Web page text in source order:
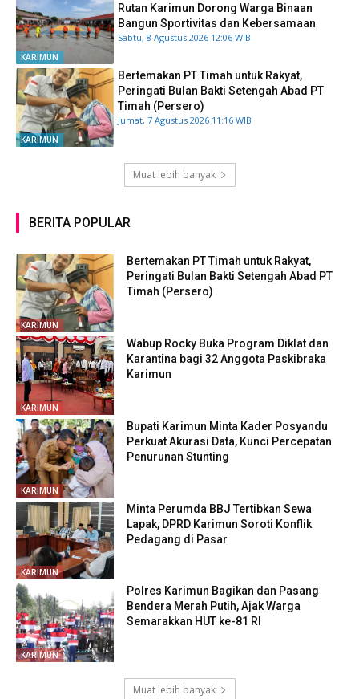
KARIMUN
Rutan Karimun Dorong Warga Binaan
Bangun Sportivitas dan Kebersamaan
Sabtu, 8 Agustus 2026 12:06 WIB
KARIMUN
Bertemakan PT Timah untuk Rakyat,
Peringati Bulan Bakti Setengah Abad PT
Timah (Persero)
Jumat, 7 Agustus 2026 11:16 WIB
Muat lebih banyak
BERITA POPULAR
KARIMUN
Bertemakan PT Timah untuk Rakyat,
Peringati Bulan Bakti Setengah Abad PT
Timah (Persero)
KARIMUN
Wabup Rocky Buka Program Diklat dan
Karantina bagi 32 Anggota Paskibraka
Karimun
KARIMUN
Bupati Karimun Minta Kader Posyandu
Perkuat Akurasi Data, Kunci Percepatan
Penurunan Stunting
KARIMUN
Minta Perumda BBJ Tertibkan Sewa
Lapak, DPRD Karimun Soroti Konflik
Pedagang di Pasar
KARIMUN
Polres Karimun Bagikan dan Pasang
Bendera Merah Putih, Ajak Warga
Semarakkan HUT ke-81 RI
Muat lebih banyak